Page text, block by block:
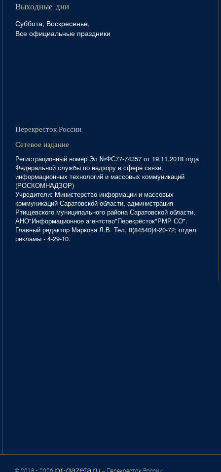
Выходные дни
Суббота, Воскресенье,
Все официальные праздники
Перекресток России
Сетевое издание
Регистрационный номер Эл №ФС77-74357 от 19.11.2018 года
Федеральной службы по надзору в сфере связи,
информационных технологий и массовых коммуникаций
(РОСКОМНАДЗОР)
Учредители: Министерство информации и массовых
коммуникаций Саратовской области, администрация
Ртищевского муниципального района Саратовской области,
АНО"Информационное агентство"Перекрёсток"РМР СО".
Главный редактор Маркова Л.В. Тел. 8(84540)4-20-72; отдел
рекламы - 4-29-10.
pr-gazeta.ru